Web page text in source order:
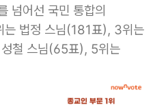
넘어선 국민 통합의
는 법정 스님(181표), 3위는
철 스님(65표), 5위는